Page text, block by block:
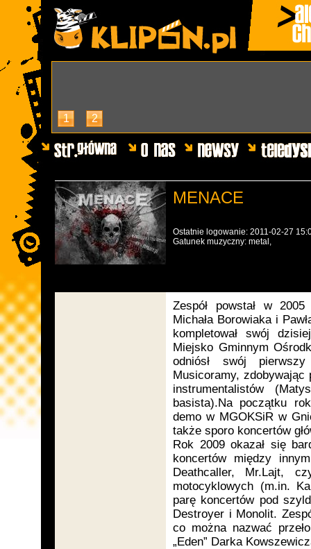
1 2
MENACE
Ostatnie logowanie: 2011-02-27
Gatunek muzyczny: metal,
Zespół powstał w
Michała Borowiaka i
kompletował swój
Miejsko Gminnym
odniósł swój
Musicoramy,
instrumentalistów
basista).Na początku
demo w MGOKSiR w
także sporo koncertów
Rok 2009 okazał się
koncertów między
Deathcaller, Mr.Lajt,
motocyklowych (m.in.
parę koncertów pod
Destroyer i Monolit.
co można nazwać
„Eden” Darka